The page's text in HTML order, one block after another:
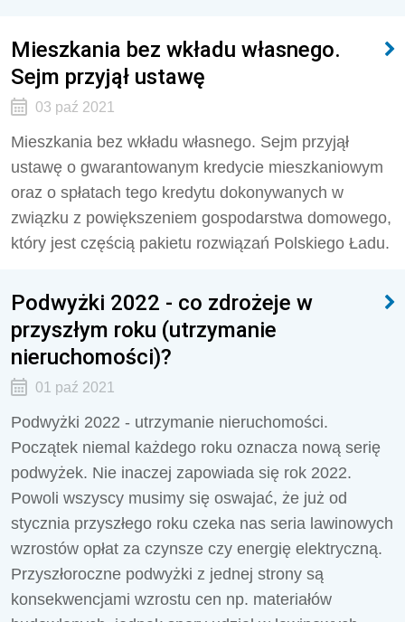
Mieszkania bez wkładu własnego.
Sejm przyjął ustawę
03 paź 2021
Mieszkania bez wkładu własnego. Sejm przyjął
ustawę o gwarantowanym kredycie mieszkaniowym
oraz o spłatach tego kredytu dokonywanych w
związku z powiększeniem gospodarstwa domowego,
który jest częścią pakietu rozwiązań Polskiego Ładu.
Podwyżki 2022 - co zdrożeje w
przyszłym roku (utrzymanie
nieruchomości)?
01 paź 2021
Podwyżki 2022 - utrzymanie nieruchomości.
Początek niemal każdego roku oznacza nową serię
podwyżek. Nie inaczej zapowiada się rok 2022.
Powoli wszyscy musimy się oswajać, że już od
stycznia przyszłego roku czeka nas seria lawinowych
wzrostów opłat za czynsze czy energię elektryczną.
Przyszłoroczne podwyżki z jednej strony są
konsekwencjami wzrostu cen np. materiałów